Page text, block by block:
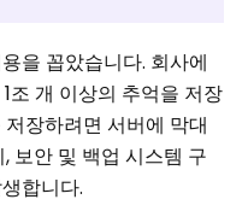
을 꼽았습니다. 회사에
조 개 이상의 추억을 저장
장하려면 서버에 막대
보안 및 백업 시스템 구
합니다.